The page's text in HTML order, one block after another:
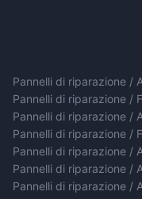
Pannelli di riparazione /
Pannelli di riparazione /
Pannelli di riparazione /
Pannelli di riparazione /
Pannelli di riparazione /
Pannelli di riparazione /
Pannelli di riparazione /